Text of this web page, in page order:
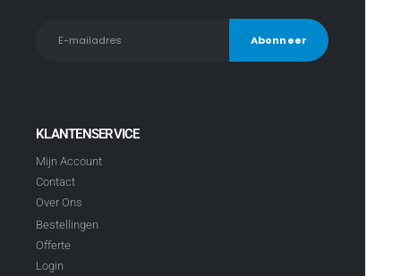
KLANTENSERVICE
Mijn Account
Contact
Over Ons
Bestellingen
Offerte
Login